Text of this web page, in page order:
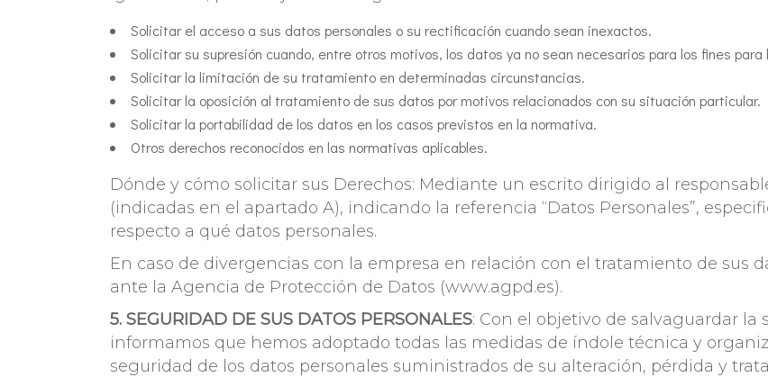
Solicitar el acceso a sus datos personales o su rectificación cuando sean inexactos.
Solicitar su supresión cuando, entre otros motivos, los datos ya no sean necesarios para los fines
Solicitar la limitación de su tratamiento en determinadas circunstancias.
Solicitar la oposición al tratamiento de sus datos por motivos relacionados con su situación particular.
Solicitar la portabilidad de los datos en los casos previstos en la normativa.
Otros derechos reconocidos en las normativas aplicables.
Dónde y cómo solicitar sus Derechos: Mediante un escrito dirigido al
(indicadas en el apartado A), indicando la referencia “Datos Personales”,
respecto a qué datos personales.
En caso de divergencias con la empresa en relación con el tratamiento de sus
ante la Agencia de Protección de Datos (www.agpd.es).
5. SEGURIDAD DE SUS DATOS PERSONALES: Con el objetivo de salvaguardar la
informamos que hemos adoptado todas las medidas de índole técnica y
seguridad de los datos personales suministrados de su alteración, pérdida y